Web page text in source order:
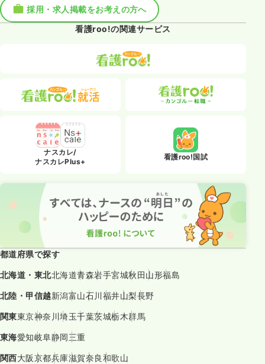
採用・求人掲載をお考えの方へ
看護roo!の関連サービス
ナスカレ/
ナスカレPlus+
看護roo!国試
都道府県で探す
北海道・東北北海道青森岩手宮城秋田 山形福島
北陸・甲信越新潟富山石川 福井山梨長野
関東東京神奈川埼玉千葉茨城栃木群馬
東海愛知岐阜静岡三重
関西大阪京都兵庫滋賀奈良和歌山